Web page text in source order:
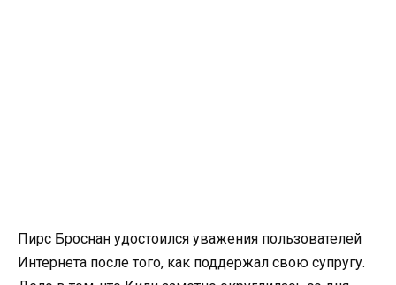
Пирс Броснан удостоился уважения пользователей
Интернета после того, как поддержал свою супругу.